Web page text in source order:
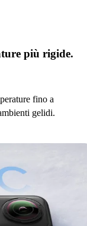
più rigide.
fino a
gelidi.